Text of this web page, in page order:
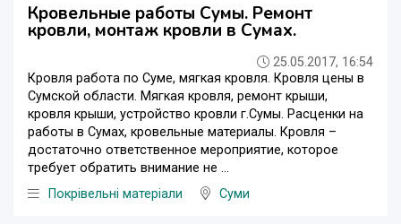
Кровельные работы Сумы. Ремонт
кровли, монтаж кровли в Сумах.
25.05.2017, 16:54
Кровля работа по Суме, мягкая кровля. Кровля цены в
Сумской области. Мягкая кровля, ремонт крыши,
кровля крыши, устройство кровли г.Сумы. Расценки на
работы в Сумах, кровельные материалы. Кровля –
достаточно ответственное мероприятие, которое
требует обратить внимание не ...
Покрівельні матеріали
Суми